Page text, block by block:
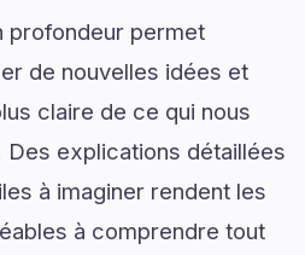
profondeur permet
de nouvelles idées et
claire de ce qui nous
explications détaillées
à imaginer rendent les
à comprendre tout